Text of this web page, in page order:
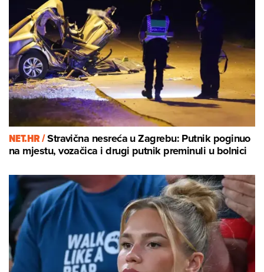
NET.HR /Stravična nesreća u Zagrebu: Putnik poginuo
na mjestu, vozačica i drugi putnik preminuli u bolnici